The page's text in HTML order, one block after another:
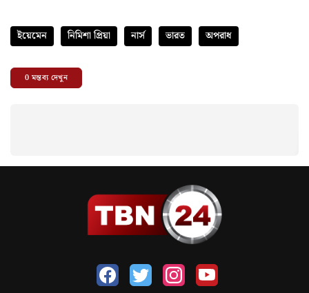
ইয়েমেন নিমিশা প্রিয়া নার্স ভারত অপরাধ
0মন্তব্য দেখুন